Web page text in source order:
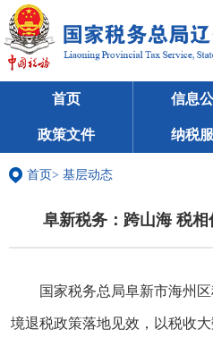
首页 信息
政策文件 纳税
首页> 基层动态
阜新税务：跨山海 税
国家税务总局阜新市海州
境退税政策落地见效，以税收